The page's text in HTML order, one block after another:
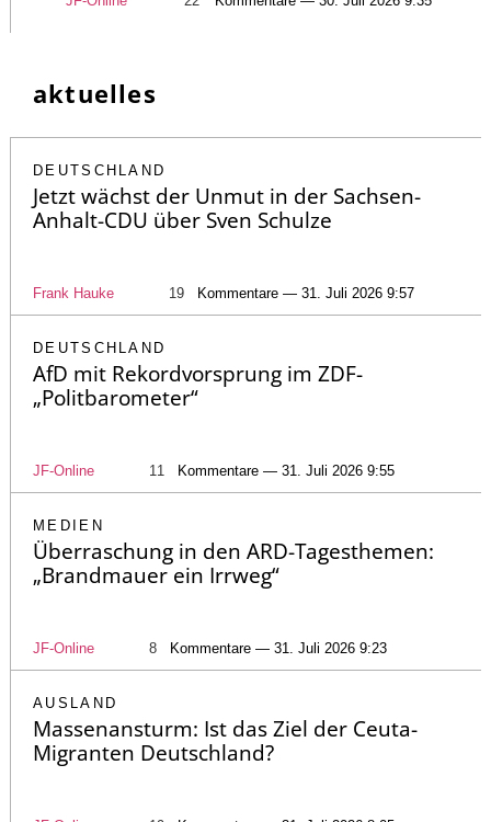
aktuelles
DEUTSCHLAND
Jetzt wächst der Unmut in der Sachsen-
Anhalt-CDU über Sven Schulze
Frank Hauke 19 Kommentare — 31. Juli 2026 9:57
DEUTSCHLAND
AfD mit Rekordvorsprung im ZDF-
„Politbarometer“
JF-Online 11 Kommentare — 31. Juli 2026 9:55
MEDIEN
Überraschung in den ARD-Tagesthemen:
„Brandmauer ein Irrweg“
JF-Online 8 Kommentare — 31. Juli 2026 9:23
AUSLAND
Massenansturm: Ist das Ziel der Ceuta-
Migranten Deutschland?